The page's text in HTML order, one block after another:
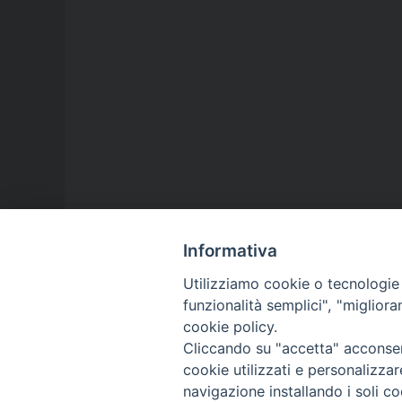
LA NOSTRA DIOCESI
IL VESCOVO
AGENDA PASTORALE
Informativa
Utilizziamo cookie o
funzionalità semplici",
cookie policy.
Cliccando su "accetta"
cookie utilizzati e
navigazione installando i soli